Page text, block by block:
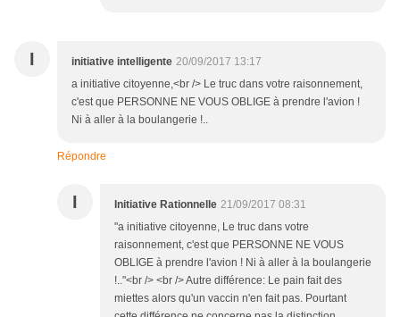
I initiative intelligente 20/09/2017 13:17
a initiative citoyenne,<br /> Le truc dans votre raisonnement,
c'est que PERSONNE NE VOUS OBLIGE à prendre l'avion !
Ni à aller à la boulangerie !..
Répondre
I Initiative Rationnelle 21/09/2017 08:31
"a initiative citoyenne, Le truc dans votre
raisonnement, c'est que PERSONNE NE VOUS
OBLIGE à prendre l'avion ! Ni à aller à la boulangerie
!.."<br /> <br /> Autre différence: Le pain fait des
miettes alors qu'un vaccin n'en fait pas. Pourtant